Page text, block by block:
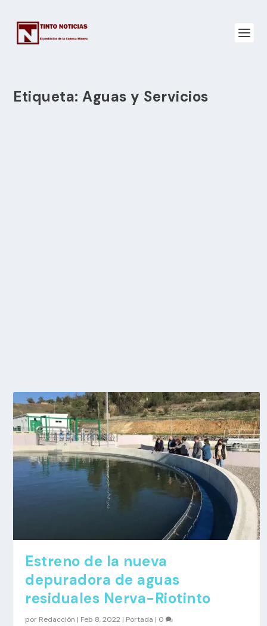
Etiqueta:Aguas y Servicios
Estreno de la nueva
depuradora de aguas
residuales Nerva-Riotinto
por Redacción | Feb 8, 2022 | Portada | 0